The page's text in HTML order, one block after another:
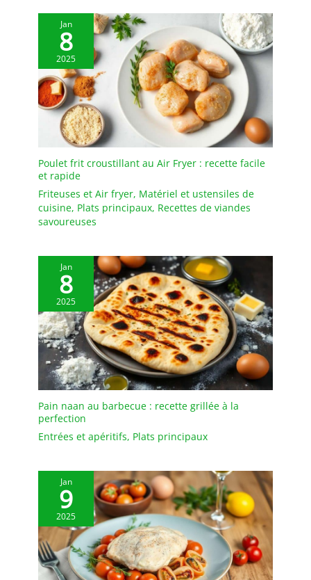
9in x 6in. BAMBOU
DURABLE - Les planches
à découper sont
fabriquées à partir de
bambou naturel et
durable. Le bambou
pousse rapidement, ne
nécessite pas d'engrais
et se régénère tout seul,
ce qui en fait une culture
très écologique. Sans
produits chimiques
bambou sont
complètement sûres
FACILE À NETTOYER - Le
bambou est
naturellement non
poreux et n'absorbe ni
les liquides ni les odeurs.
Il est facile à nettoyer en
le rinçant à l'eau tiède
savonneuse et n'est pas
adapté au lave-vaisselle.
Jan
8
2025
Poulet frit croustillant au Air Fryer : recette facile
et rapide
Friteuses et Air fryer, Matériel et ustensiles de
cuisine, Plats principaux, Recettes de viandes
savoureuses
Jan
8
2025
Pain naan au barbecue : recette grillée à la
perfection
Entrées et apéritifs, Plats principaux
Jan
9
2025